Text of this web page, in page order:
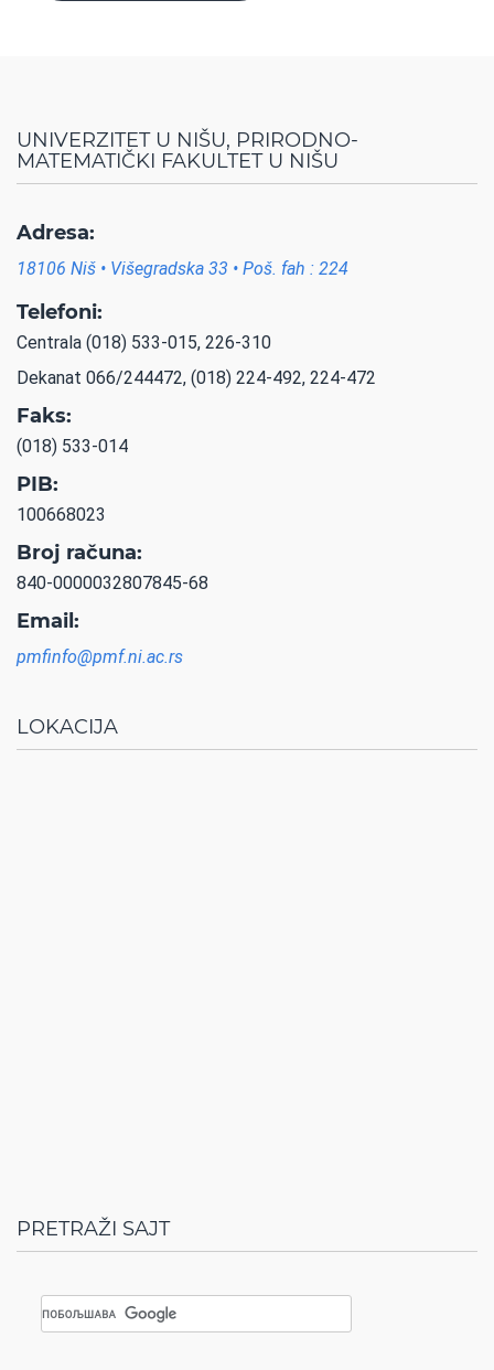
UNIVERZITET U NIŠU, PRIRODNO-
MATEMATIČKI FAKULTET U NIŠU
Adresa:
18106 Niš • Višegradska 33 • Poš. fah : 224
Telefoni:
Centrala (018) 533-015, 226-310
Dekanat 066/244472, (018) 224-492, 224-472
Faks:
(018) 533-014
PIB:
100668023
Broj računa:
840-0000032807845-68
Email:
pmfinfo@pmf.ni.ac.rs
LOKACIJA
PRETRAŽI SAJT